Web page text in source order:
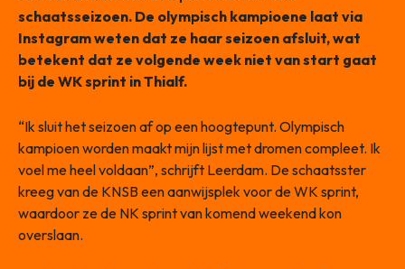
schaatsseizoen. De olympisch kampioene laat via
Instagram weten dat ze haar seizoen afsluit, wat
betekent dat ze volgende week niet van start gaat
bij de WK sprint in Thialf.
“Ik sluit het seizoen af op een hoogtepunt. Olympisch
kampioen worden maakt mijn lijst met dromen compleet. Ik
voel me heel voldaan”, schrijft Leerdam. De schaatsster
kreeg van de KNSB een aanwijsplek voor de WK sprint,
waardoor ze de NK sprint van komend weekend kon
overslaan.